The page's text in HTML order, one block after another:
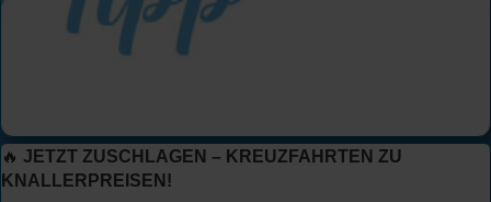
🔥 JETZT ZUSCHLAGEN – KREUZFAHRTEN ZU
KNALLERPREISEN!